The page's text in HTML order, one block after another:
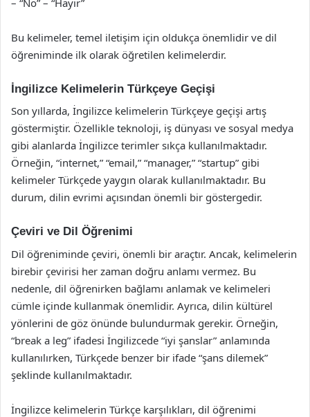
Bu kelimeler, temel iletişim için oldukça önemlidir ve dil
öğreniminde ilk olarak öğretilen kelimelerdir.
İngilizce Kelimelerin Türkçeye Geçişi
Son yıllarda, İngilizce kelimelerin Türkçeye geçişi artış
göstermiştir. Özellikle teknoloji, iş dünyası ve sosyal medya
gibi alanlarda İngilizce terimler sıkça kullanılmaktadır.
Örneğin, “internet,” “email,” “manager,” “startup” gibi
kelimeler Türkçede yaygın olarak kullanılmaktadır. Bu
durum, dilin evrimi açısından önemli bir göstergedir.
Çeviri ve Dil Öğrenimi
Dil öğreniminde çeviri, önemli bir araçtır. Ancak, kelimelerin
birebir çevirisi her zaman doğru anlamı vermez. Bu
nedenle, dil öğrenirken bağlamı anlamak ve kelimeleri
cümle içinde kullanmak önemlidir. Ayrıca, dilin kültürel
yönlerini de göz önünde bulundurmak gerekir. Örneğin,
“break a leg” ifadesi İngilizcede “iyi şanslar” anlamında
kullanılırken, Türkçede benzer bir ifade “şans dilemek”
şeklinde kullanılmaktadır.
İngilizce kelimelerin Türkçe karşılıkları, dil öğrenimi